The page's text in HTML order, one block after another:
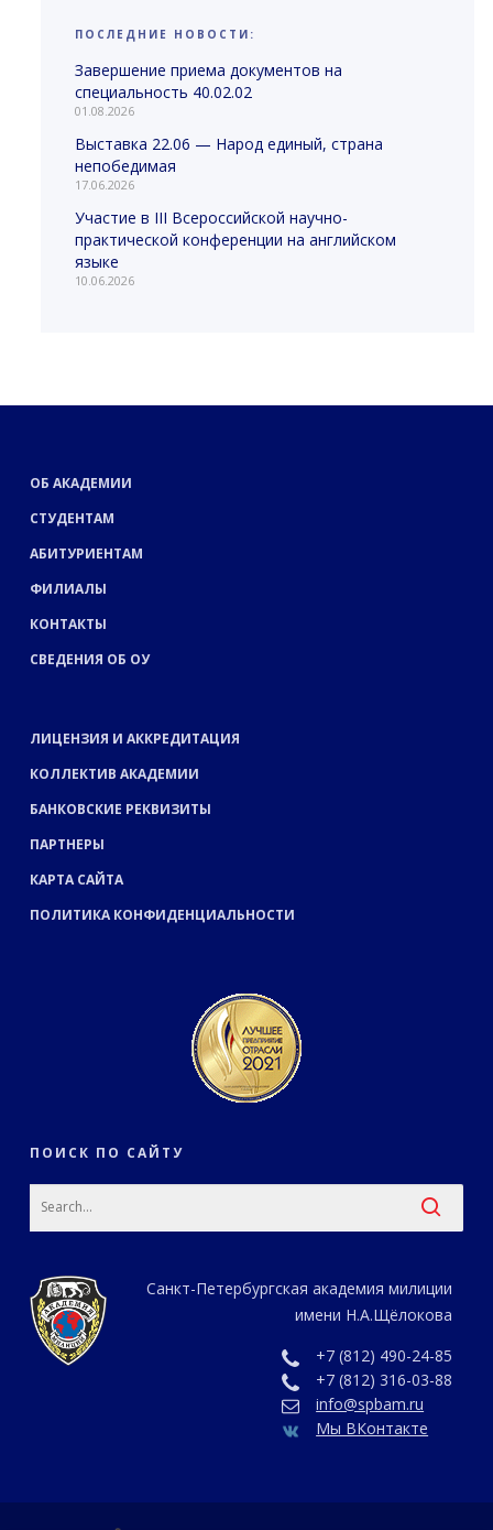
ПОСЛЕДНИЕ НОВОСТИ:
Завершение приема документов на
специальность 40.02.02
01.08.2026
Выставка 22.06 — Народ единый, страна
непобедимая
17.06.2026
Участие в III Всероссийской научно-
практической конференции на английском
языке
10.06.2026
ОБ АКАДЕМИИ
СТУДЕНТАМ
АБИТУРИЕНТАМ
ФИЛИАЛЫ
КОНТАКТЫ
СВЕДЕНИЯ ОБ ОУ
ЛИЦЕНЗИЯ И АККРЕДИТАЦИЯ
КОЛЛЕКТИВ АКАДЕМИИ
БАНКОВСКИЕ РЕКВИЗИТЫ
ПАРТНЕРЫ
КАРТА САЙТА
ПОЛИТИКА КОНФИДЕНЦИАЛЬНОСТИ
ПОИСК ПО САЙТУ
Санкт-Петербургская академия милиции
имени Н.А.Щёлокова
+7 (812) 490-24-85
+7 (812) 316-03-88
info@spbam.ru
Мы ВКонтакте